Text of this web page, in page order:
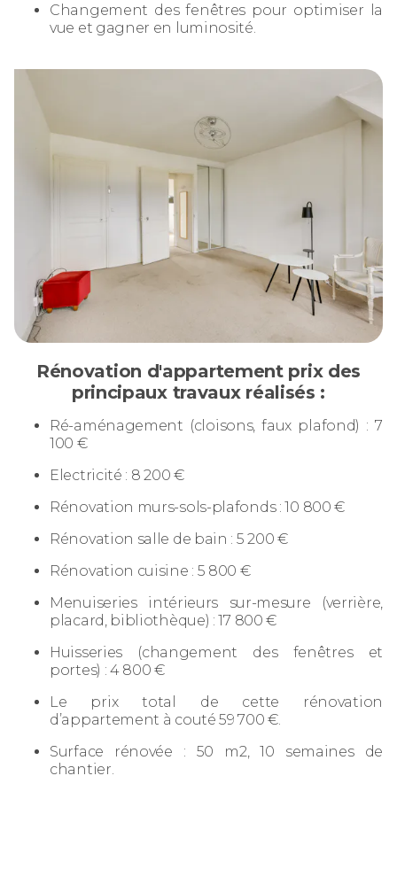
Changement des fenêtres pour optimiser la
vue et gagner en luminosité.
Rénovation d'appartement prix des
principaux travaux réalisés :
Ré-aménagement (cloisons, faux plafond) : 7
100 €
Electricité : 8 200 €
Rénovation murs-sols-plafonds : 10 800 €
Rénovation salle de bain : 5 200 €
Rénovation cuisine : 5 800 €
Menuiseries intérieurs sur-mesure (verrière,
placard, bibliothèque) : 17 800 €
Huisseries (changement des fenêtres et
portes) : 4 800 €
Le prix total de cette rénovation
d’appartement à couté 59 700 €.
Surface rénovée : 50 m2, 10 semaines de
chantier.